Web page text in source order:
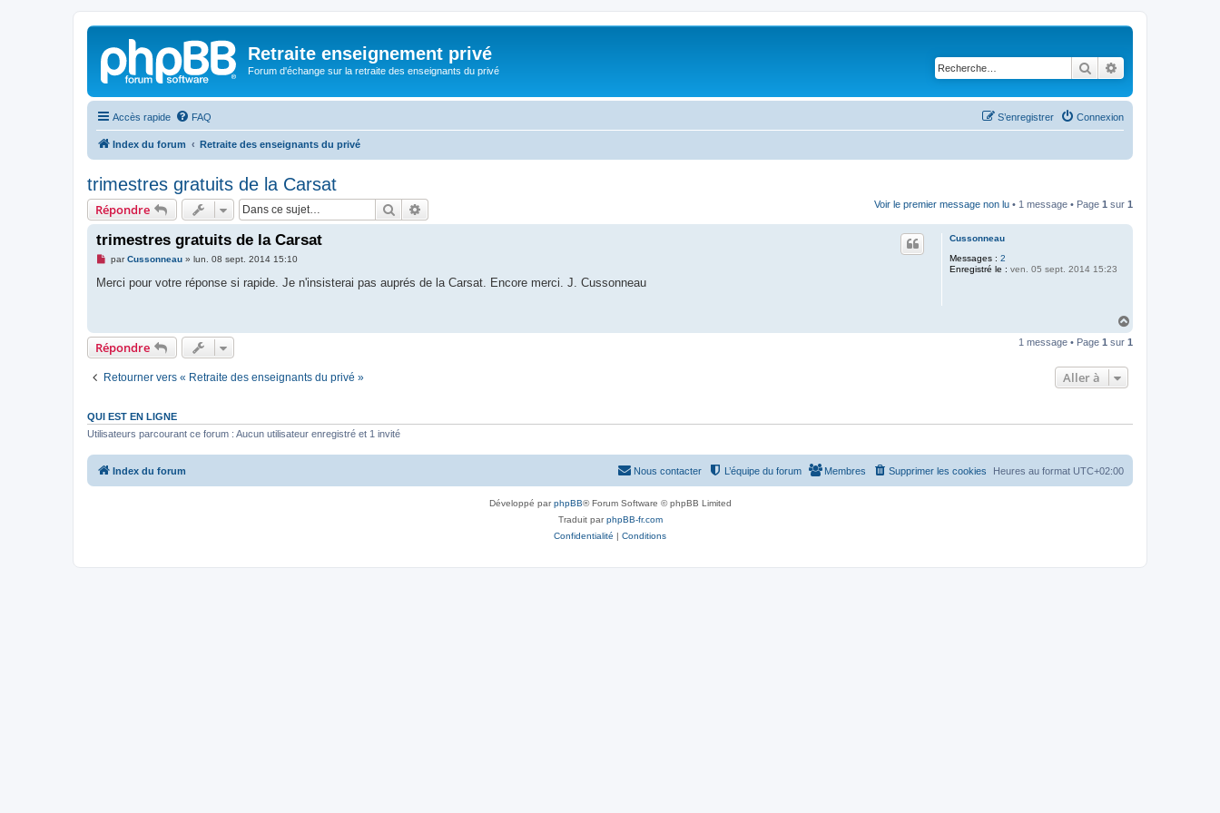
Retraite enseignement privé
Forum d'échange sur la retraite des enseignants du privé Rechercher
Accès rapide FAQ Connexion
S’enregistrer
Index du forum Retraite des enseignants du privé
trimestres gratuits de la Carsat
Répondre Rechercher Voir le premier message non lu • 1 message • Page 1 sur 1
Cussonneau
Messages : 2
Enregistré le : ven. 05 sept. 2014 15:23
trimestres gratuits de la Carsat
M
s
n
o
n
u
parCussonneau» lun. 08 sept. 2014 15:10
Merci pour votre réponse si rapide. Je n'insisterai pas auprés de la Carsat. Encore merci. J. Cussonneau
u
Répondre 1 message • Page 1 sur 1
Retourner vers « Retraite des enseignants du privé » Aller à
QUI EST EN LIGNE
Utilisateurs parcourant ce forum : Aucun utilisateur enregistré et 1 invité
Index du forum Heures au format UTC+02:00
Supprimer les cookies
Membres
L’équipe du forum
Nous contacter
Développé parphpBB® Forum Software © phpBB Limited
Traduit parphpBB-fr.com
Confidentialité | Conditions